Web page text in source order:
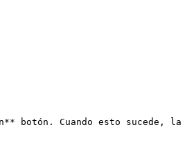
botón. Cuando esto sucede, la